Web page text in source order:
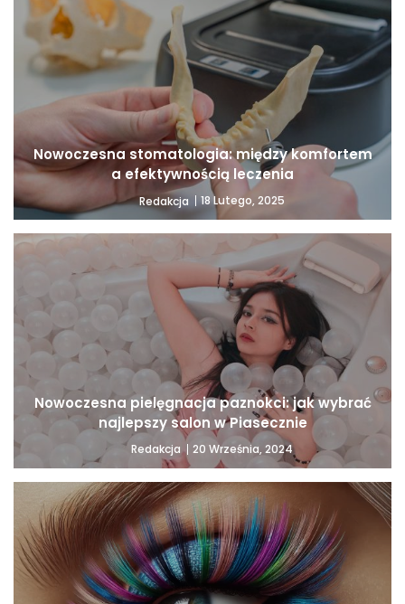
Nowoczesna stomatologia: między komfortem
a efektywnością leczenia
Redakcja 18 Lutego, 2025
Nowoczesna pielęgnacja paznokci: jak wybrać
najlepszy salon w Piasecznie
Redakcja 20 Września, 2024